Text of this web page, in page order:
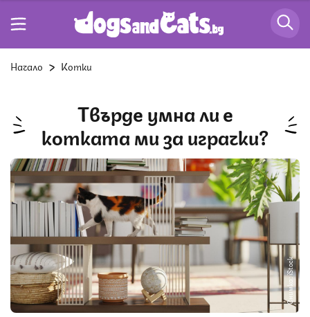
Начало Котки
Твърде умна ли е
котката ми за играчки?
Снимка: iStock